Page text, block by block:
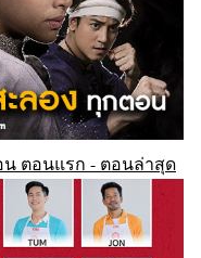
ตอนแรก - ตอนล่าสุด